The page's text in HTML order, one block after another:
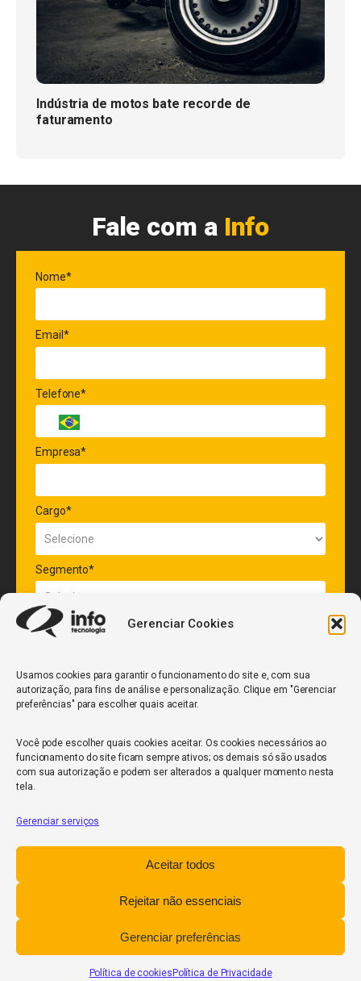
Gerenciar Cookies
Usamos cookies para garantir o funcionamento do site e, com sua
autorização, para fins de análise e personalização. Clique em "Gerenciar
preferências" para escolher quais aceitar.
Você pode escolher quais cookies aceitar. Os cookies necessários ao
funcionamento do site ficam sempre ativos; os demais só são usados
com sua autorização e podem ser alterados a qualquer momento nesta
tela.
Gerenciar serviços
Aceitar todos
Rejeitar não essenciais
Gerenciar preferências
Política de cookies Política de Privacidade
Indústria de motos bate recorde de
faturamento
Fale com a Info
Nome*
Email*
Telefone*
Empresa*
Cargo*
Segmento*
Quantidade de veículos da frota*
ENVIAR
InfoCore
Relatório de Transparência Salarial
Trabalhe Conosco
POWERED BY